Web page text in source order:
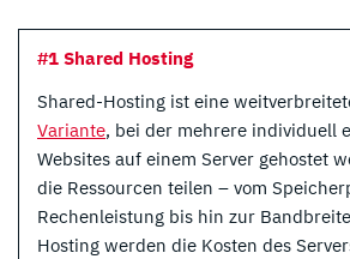
#1 Shared Hosting
Shared-Hosting ist eine
Variante, bei der mehrere individuell
Websites auf einem Server gehostet
die Ressourcen teilen – vom
Rechenleistung bis hin zur
Hosting werden die Kosten des